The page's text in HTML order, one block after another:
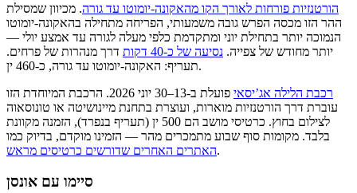
הורטנזיות פורחות לאורך הקו מהאקונה-יומוטו עד גורה. מכיוון שמסילת
ההר הזו מכסה הפרש גובה משמעותי, הפריחה מתחילה בהאקונה-יומוטו
הנמוכה יותר בתחילת יוני ומתקדמת כלפי מעלה לגורה עד אמצע יולי —
יותר מחודש של צפייה. נסיעה של כ-40 דקות
דרך מנהרות של פרחים.
תעריף: האקונה-יומוטו עד גורה, כ-460 ין.
רכבת הלילה אג’יסאי
פועלת ב-13–30 יוני 2026. הרכבת המיוחדת הזו
עוברת דרך הורטנזיות מוארות, ועוצרת בתחנת מיינושיטה או טונוסאוה
לצילום בחוץ. כרטיסי מושב הם 500 ין (תעריף בנפרד), הזמנה מקוונת
בלבד. מקומות סוף שבוע מתמכרים מהר — הזמינו מוקדם, בדיוק כמו
האתרים האחרים שדורשים כרטיסים מראש.
סיימו עם אונסן